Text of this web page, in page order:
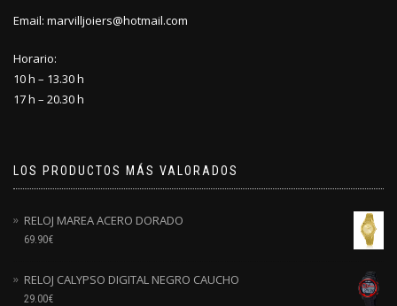
Email: marvilljoiers@hotmail.com
Horario:
10 h – 13.30 h
17 h – 20.30 h
LOS PRODUCTOS MÁS VALORADOS
RELOJ MAREA ACERO DORADO
69.90€
RELOJ CALYPSO DIGITAL NEGRO CAUCHO
29.00€